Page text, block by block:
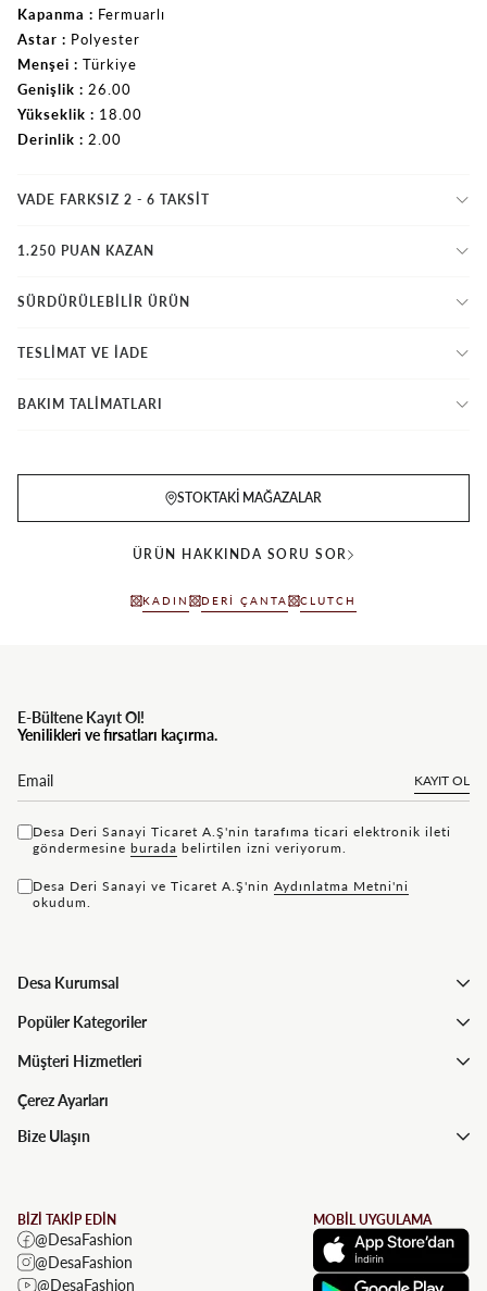
Kapanma
Fermuarlı
Astar
Polyester
Menşei
Türkiye
Genişlik
26.00
Yükseklik
18.00
Derinlik
2.00
VADE FARKSIZ 2 - 6 TAKSIT
1.250 PUAN KAZAN
SÜRDÜRÜLEBİLİR ÜRÜN
TESLİMAT VE İADE
BAKIM TALİMATLARI
STOKTAKI MAĞAZALAR
ÜRÜN HAKKINDA SORU SOR
KADIN DERI ÇANTA CLUTCH
E-Bültene Kayıt Ol!
Yenilikleri ve fırsatları kaçırma.
KAYIT OL
Desa Deri Sanayi Ticaret A.Ş'nin tarafıma ticari elektronik ileti
göndermesine bu rada belirtilen izni veriyorum.
Desa Deri Sanayi ve Ticaret A.Ş'nin Aydınlatma Metni'ni
okudum.
Desa Kurumsal
Popüler Kategoriler
Müşteri Hizmetleri
Çerez Ayarları
Bize Ulaşın
BİZİ TAKİP EDİN
@DesaFashion
@DesaFashion
@DesaFashion
MOBİL UYGULAMA